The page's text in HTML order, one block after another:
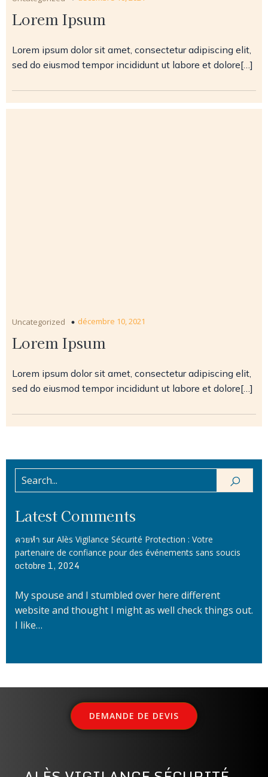
Lorem Ipsum
Lorem ipsum dolor sit amet, consectetur adipiscing elit,
sed do eiusmod tempor incididunt ut labore et dolore[…]
Uncategorized décembre 10, 2021
Lorem Ipsum
Lorem ipsum dolor sit amet, consectetur adipiscing elit,
sed do eiusmod tempor incididunt ut labore et dolore[…]
Latest Comments
ควยหำ sur Alès Vigilance Sécurité Protection : Votre
partenaire de confiance pour des événements sans soucis
octobre 1, 2024
My spouse and I stumbled over here different
website and thought I might as well check things out.
I like…
DEMANDE DE DEVIS